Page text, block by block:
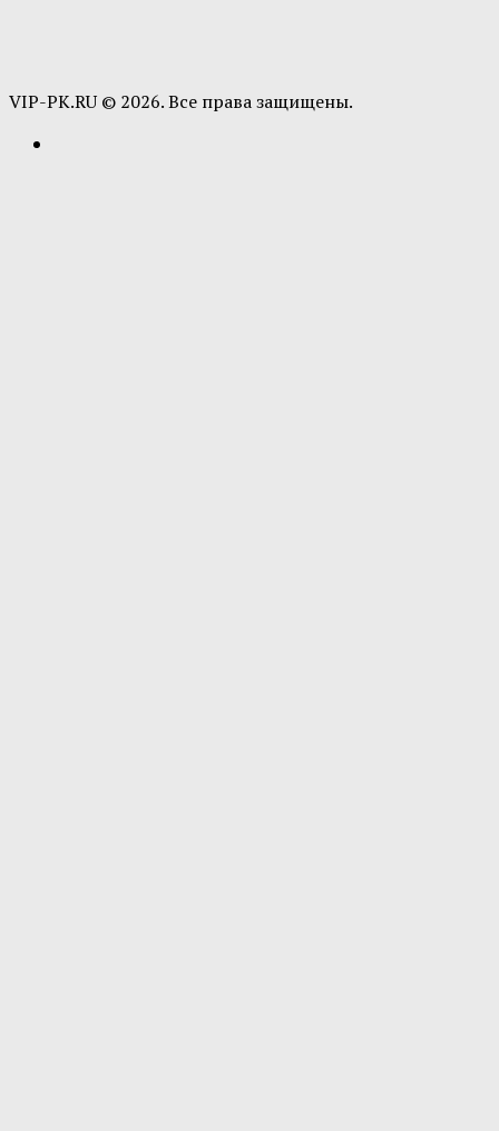
VIP-PK.RU © 2026. Все права защищены.